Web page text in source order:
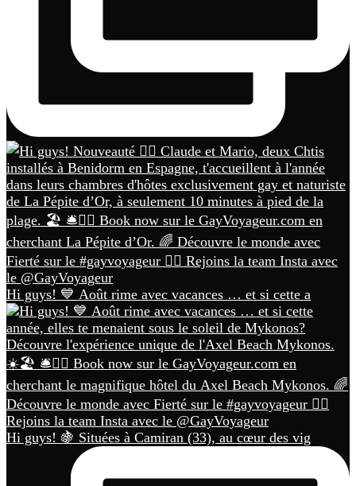
Hi guys! 💙 Août rime avec vacances … et si cette a
Hi guys! 🍇 Situées à Camiran (33), au cœur des vig